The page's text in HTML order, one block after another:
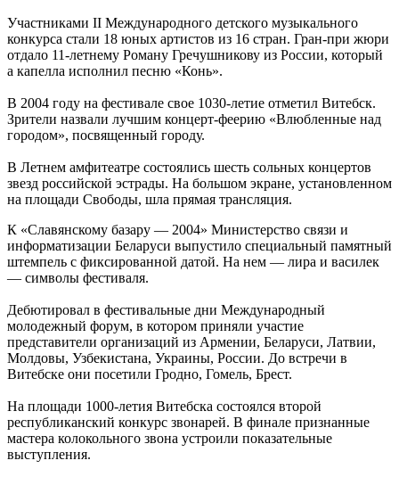
Участниками ІІ Международного детского музыкального
конкурса стали 18 юных артистов из 16 стран. Гран-при жюри
отдало 11-летнему Роману Гречушникову из России, который
а капелла исполнил песню «Конь».
В 2004 году на фестивале свое 1030-летие отметил Витебск.
Зрители назвали лучшим концерт-феерию «Влюбленные над
городом», посвященный городу.
В Летнем амфитеатре состоялись шесть сольных концертов
звезд российской эстрады. На большом экране, установленном
на площади Свободы, шла прямая трансляция.
К «Славянскому базару — 2004» Министерство связи и
информатизации Беларуси выпустило специальный памятный
штемпель с фиксированной датой. На нем — лира и василек
— символы фестиваля.
Дебютировал в фестивальные дни Международный
молодежный форум, в котором приняли участие
представители организаций из Армении, Беларуси, Латвии,
Молдовы, Узбекистана, Украины, России. До встречи в
Витебске они посетили Гродно, Гомель, Брест.
На площади 1000-летия Витебска состоялся второй
республиканский конкурс звонарей. В финале признанные
мастера колокольного звона устроили показательные
выступления.